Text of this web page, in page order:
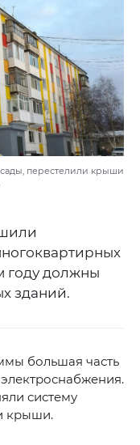
перестелили крыши
году должны
зданий.
большая часть
систему
крыши.